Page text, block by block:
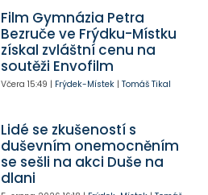
Film Gymnázia Petra
Bezruče ve Frýdku-Místku
získal zvláštní cenu na
soutěži Envofilm
Včera 15:49 | Frýdek-Místek| Tomáš Tikal
Lidé se zkušeností s
duševním onemocněním
se sešli na akci Duše na
dlani